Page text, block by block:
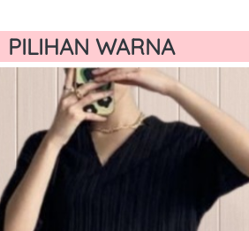
PILIHAN WARNA